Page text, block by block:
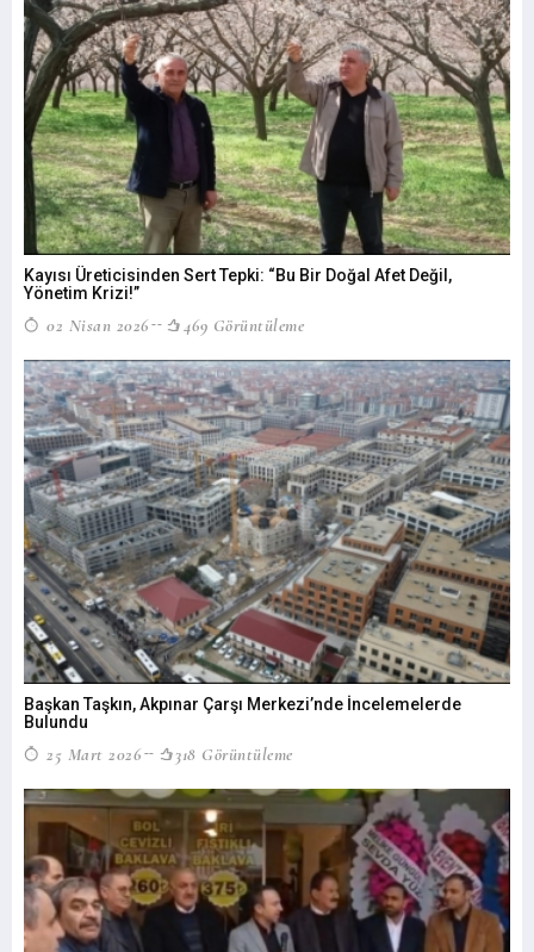
Kayısı Üreticisinden Sert Tepki: “Bu Bir Doğal Afet Değil,
Yönetim Krizi!”
02 Nisan 2026 469 Görüntüleme
Başkan Taşkın, Akpınar Çarşı Merkezi’nde İncelemelerde
Bulundu
25 Mart 2026 318 Görüntüleme